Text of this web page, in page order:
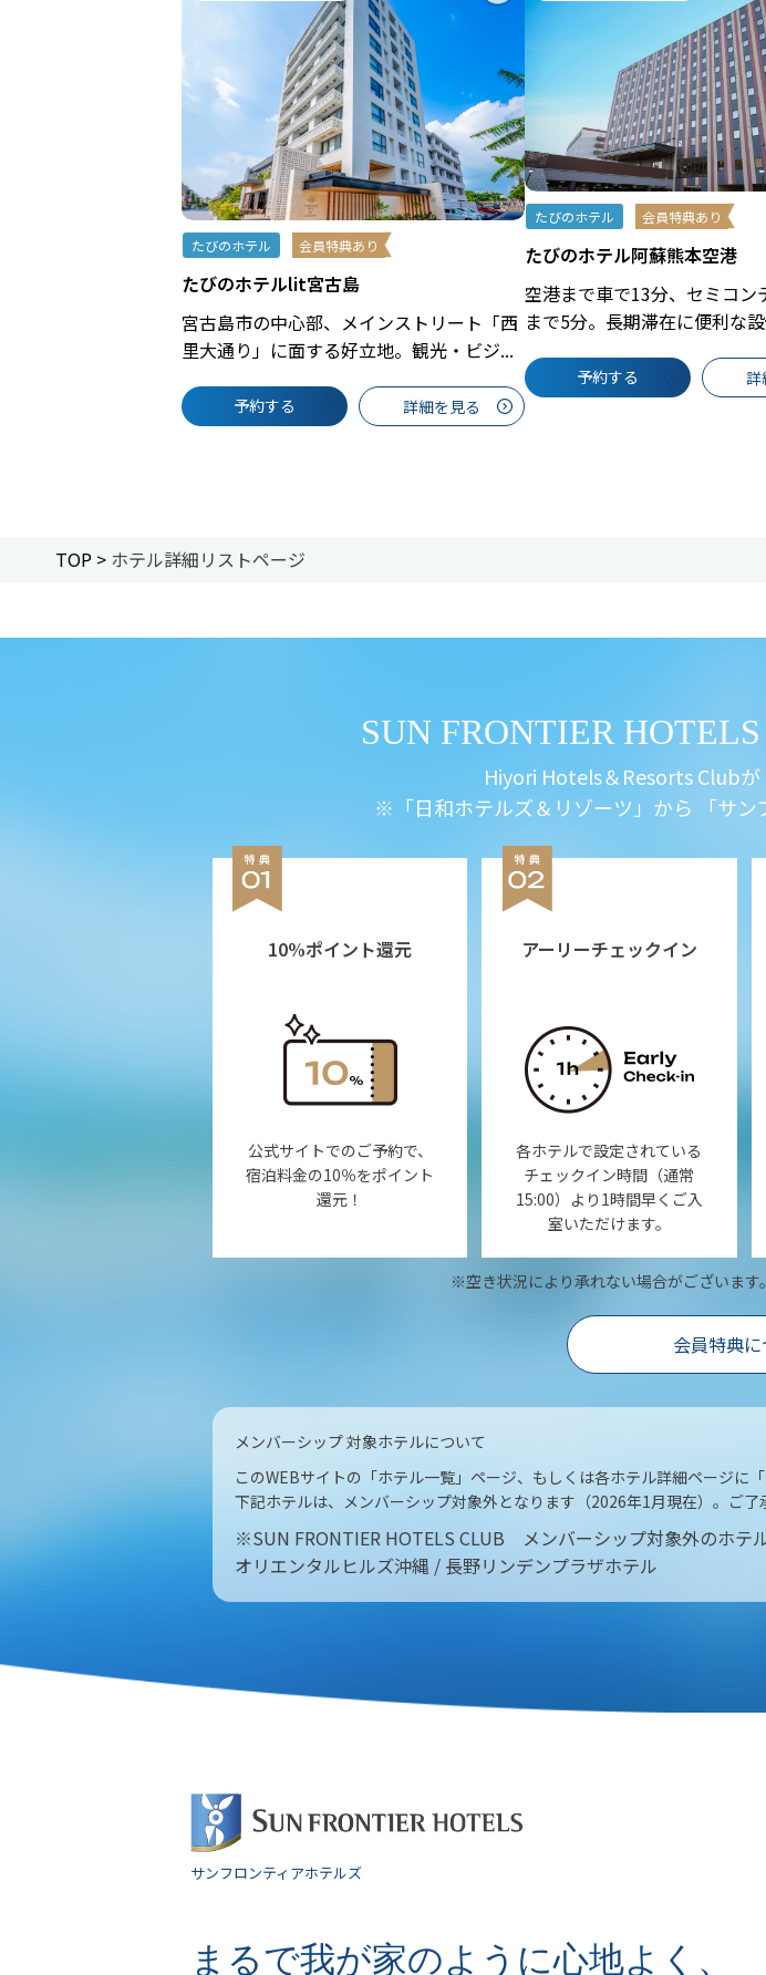
たびのホテル 会員特典あり
たびのホテルlit宮古島
宮古島市の中心部、メインストリート「西
里大通り」に面する好立地。観光・ビジ...
予約する 詳細を見る
たびのホテル 会員特典あり
たびのホテル阿蘇熊本空港
空港まで車で13分、セミコン
まで5分。長期滞在に便利な
予約する 詳
TOP > ホテル詳細リストページ
SUN FRONTIER
Hiyori Hotels＆Resorts Clubが
※「日和ホテルズ＆リゾーツ」から 「サ
10%ポイント還元
公式サイトでのご予約で、
宿泊料金の10％をポイント
還元！
アーリーチェックイン
各ホテルで設定されている
チェックイン時間（通常
15:00）より1時間早くご入
室いただけます。
※空き状況により承れない場合がございます。
会員特典
メンバーシップ 対象ホテルについて
このWEBサイトの「ホテル一覧」ページ、もしくは各ホテル詳細ページに
下記ホテルは、メンバーシップ対象外となります（2026年1月現在）。ご了
※SUN FRONTIER HOTELS CLUB メンバーシップ対象外のホテ
オリエンタルヒルズ沖縄 / 長野リンデンプラザホテル
サンフロンティアホテルズ
まるで我が家のように心地よく、